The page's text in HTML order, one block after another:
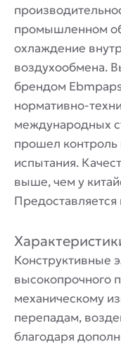
промышленном
охлаждение
воздухообмена.
брендом
нормативно-
международных
прошел контроль
испытания.
выше, чем у
Предоставляется
Конструктивные
высокопрочного
механическому
перепадам,
благодаря